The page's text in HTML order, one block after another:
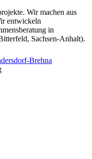
Wir machen aus
entwickeln
in
Sachsen-Anhalt).
Brehna